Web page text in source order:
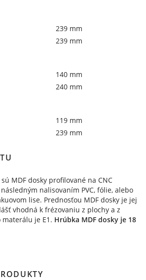
239 mm
239 mm
140 mm
240 mm
119 mm
239 mm
MDF dosky profilované na CNC
nalisovaním PVC, fólie, alebo
lise. Prednosťou MDF dosky je jej
vhodná k frézovaniu z plochy a z
je E1. Hrúbka MDF dosky je 18